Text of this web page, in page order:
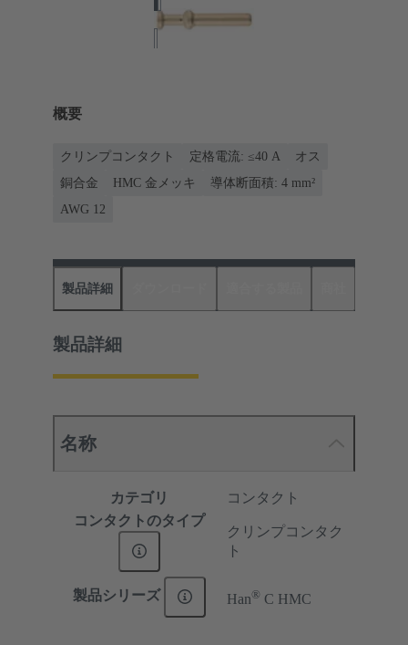
概要
クリンプコンタクト 定格電流: ≤40 A
オス
銅合金
HMC 金メッキ
導体断面積: 4 mm²
AWG 12
製品詳細
製品詳細
名称
カテゴリ
コンタクト
コンタクトのタイプ
クリンプコンタク
ト
製品シリーズ Han® C HMC